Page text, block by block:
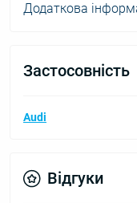
Додаткова
Застосовність
Audi
Відгуки